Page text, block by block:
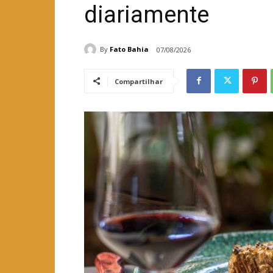
diariamente
By Fato Bahia 07/08/2026
Compartilhar